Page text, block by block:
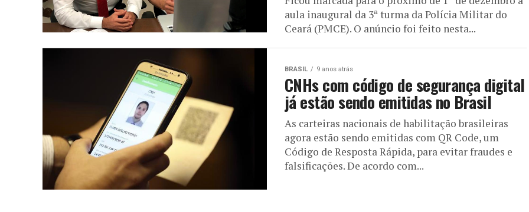
aula inaugural da 3ª turma da Polícia Militar do
Ceará (PMCE). O anúncio foi feito nesta...
BRASIL 9 anos atrás
CNHs com código de segurança digital
já estão sendo emitidas no Brasil
As carteiras nacionais de habilitação brasileiras
agora estão sendo emitidas com QR Code, um
Código de Resposta Rápida, para evitar fraudes e
falsificações. De acordo com...